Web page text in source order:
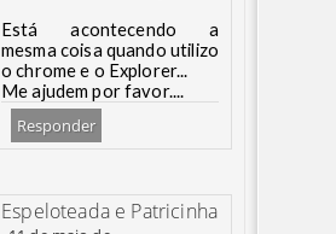
Está acontecendo a
mesma coisa quando utilizo
o chrome e o Explorer...
Me ajudem por favor....
Responder
Espeloteada e Patricinha